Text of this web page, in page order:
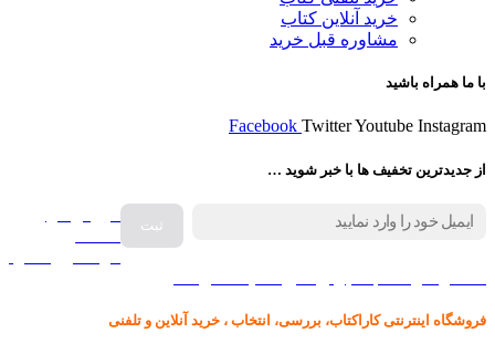
خرید آنلاین کتاب
مشاوره قبل خرید
با ما همراه باشید
Facebook TwitterYoutube Instagram
از جدیدترین تخفیف ها با خبر شوید …
فروش انواع
فروشگاه اینترنتی کاراکتاب، بررسی، انتخاب ، خرید آنلاین و تلفنی